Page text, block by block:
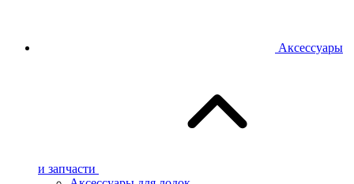
Аксессуары
и запчасти